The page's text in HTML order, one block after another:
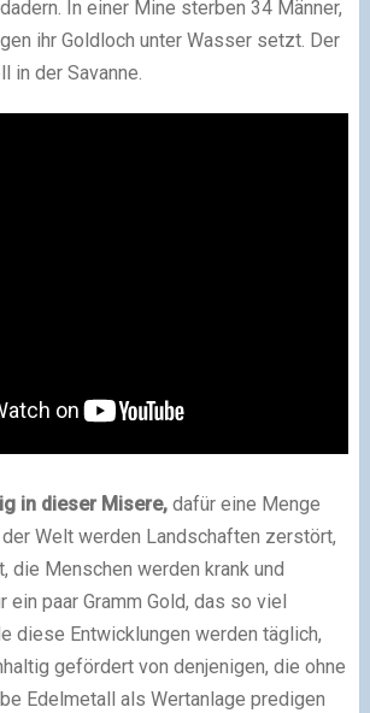
In einer Mine sterben 34 Männer,
ihr Goldloch unter Wasser setzt. Der
in der Savanne.
in dieser Misere,dafür eine Menge
der Welt werden Landschaften zerstört,
die Menschen werden krank und
paar Gramm Gold, das so viel
diese Entwicklungen werden täglich,
gefördert von denjenigen, die ohne
Edelmetall als Wertanlage predigen